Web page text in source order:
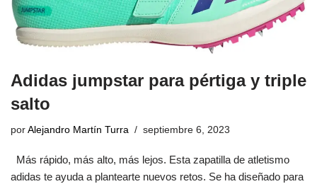
Adidas jumpstar para pértiga y triple
salto
por Alejandro Martín Turra septiembre 6, 2023
Más rápido, más alto, más lejos. Esta zapatilla de atletismo
adidas te ayuda a plantearte nuevos retos. Se ha diseñado para